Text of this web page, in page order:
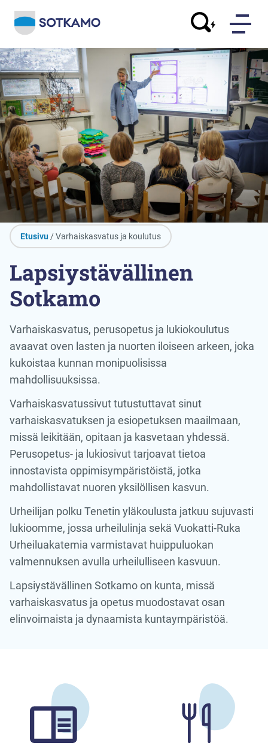
Etusivu/ Varhaiskasvatus ja koulutus
Lapsiystävällinen
Sotkamo
Varhaiskasvatus, perusopetus ja lukiokoulutus
avaavat oven lasten ja nuorten iloiseen arkeen, joka
kukoistaa kunnan monipuolisissa
mahdollisuuksissa.
Varhaiskasvatussivut tutustuttavat sinut
varhaiskasvatuksen ja esiopetuksen maailmaan,
missä leikitään, opitaan ja kasvetaan yhdessä.
Perusopetus- ja lukiosivut tarjoavat tietoa
innostavista oppimisympäristöistä, jotka
mahdollistavat nuoren yksilöllisen kasvun.
Urheilijan polku Tenetin yläkoulusta jatkuu sujuvasti
lukioomme, jossa urheilulinja sekä Vuokatti-Ruka
Urheiluakatemia varmistavat huippuluokan
valmennuksen avulla urheilulliseen kasvuun.
Lapsiystävällinen Sotkamo on kunta, missä
varhaiskasvatus ja opetus muodostavat osan
elinvoimaista ja dynaamista kuntaympäristöä.